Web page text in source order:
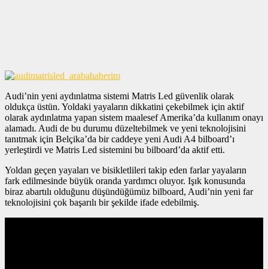
Audi’nin yeni aydınlatma sistemi Matris Led güvenlik olarak
oldukça üstün. Yoldaki yayaların dikkatini çekebilmek için aktif
olarak aydınlatma yapan sistem maalesef Amerika’da kullanım onayı
alamadı. Audi de bu durumu düzeltebilmek ve yeni teknolojisini
tanıtmak için Belçika’da bir caddeye yeni Audi A4 bilboard’ı
yerleştirdi ve Matris Led sistemini bu bilboard’da aktif etti.
Yoldan geçen yayaları ve bisikletlileri takip eden farlar yayaların
fark edilmesinde büyük oranda yardımcı oluyor. Işık konusunda
biraz abartılı olduğunu düşündüğümüz bilboard, Audi’nin yeni far
teknolojisini çok başarılı bir şekilde ifade edebilmiş.